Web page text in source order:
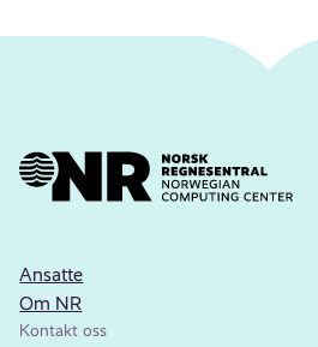
Ansatte
Om NR
Kontakt oss